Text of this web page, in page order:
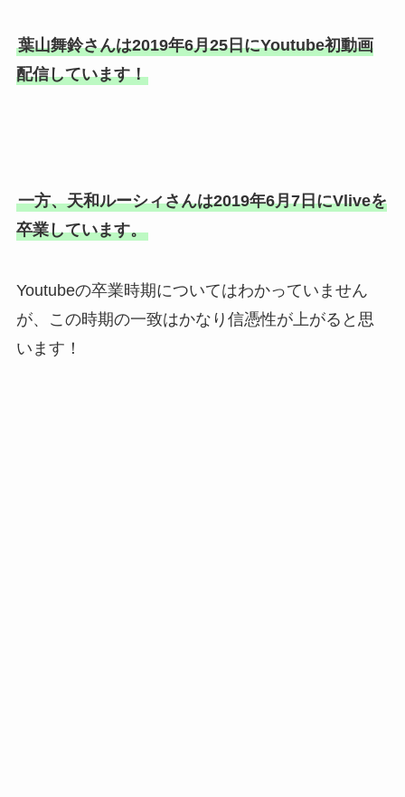
葉山舞鈴さんは2019年6月25日にYoutube初動画
配信しています！
一方、天和ルーシィさんは2019年6月7日にVliveを
卒業しています。
Youtubeの卒業時期についてはわかっていません
が、この時期の一致はかなり信憑性が上がると思
います！